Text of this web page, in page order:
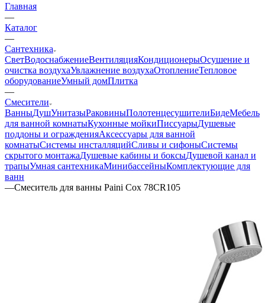
Главная
—
Каталог
—
Сантехника
СветВодоснабжениеВентиляцияКондиционерыОсушение и
очистка воздухаУвлажнение воздухаОтоплениеТепловое
оборудованиеУмный домПлитка
—
Смесители
ВанныДушУнитазыРаковиныПолотенцесушителиБидеМебель
для ванной комнатыКухонные мойкиПиссуарыДушевые
поддоны и огражденияАксессуары для ванной
комнатыСистемы инсталляцийСливы и сифоныСистемы
скрытого монтажаДушевые кабины и боксыДушевой канал и
трапыУмная сантехникаМинибассейныКомплектующие для
ванн
—Смеситель для ванны Paini Cox 78CR105